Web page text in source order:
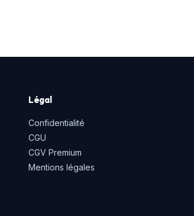
Légal
Confidentialité
CGU
CGV Premium
Mentions légales